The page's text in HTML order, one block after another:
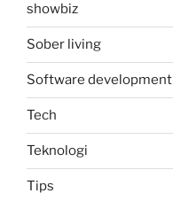
showbiz
Sober living
Software development
Tech
Teknologi
Tips